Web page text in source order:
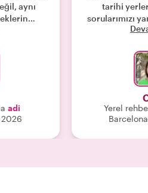
aynı
ve
adi
2026
tarihi
sorularımızı
çok
ederiz!
Yerel